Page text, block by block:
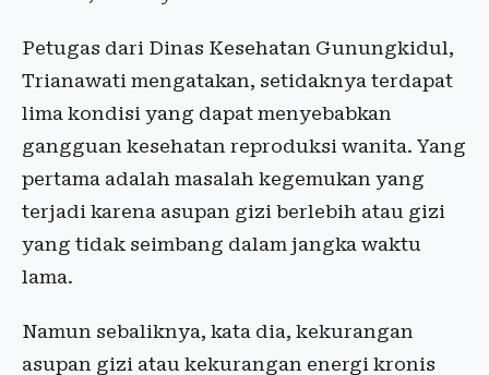
Petugas dari Dinas Kesehatan Gunungkidul,
Trianawati mengatakan, setidaknya terdapat
lima kondisi yang dapat menyebabkan
gangguan kesehatan reproduksi wanita. Yang
pertama adalah masalah kegemukan yang
terjadi karena asupan gizi berlebih atau gizi
yang tidak seimbang dalam jangka waktu
lama.
Namun sebaliknya, kata dia, kekurangan
asupan gizi atau kekurangan energi kronis